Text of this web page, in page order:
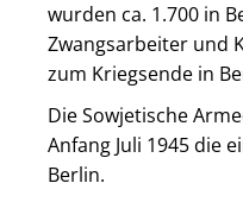
wurden ca. 1.700 in
Zwangsarbeiter und
zum Kriegsende in
Die Sowjetische
Anfang Juli 1945 die
Berlin.